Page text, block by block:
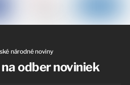
národné noviny
odber noviniek